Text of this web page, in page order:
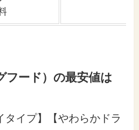
フード）の最安値は
タイプ】【やわらかドラ